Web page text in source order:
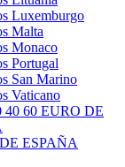
Luxemburgo
Malta
Monaco
Portugal
San Marino
Vaticano
60 EURO DE
ESPAÑA